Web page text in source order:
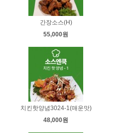
간장소스(H)
55,000원
치킨핫양념3024-1(매운맛)
48,000원